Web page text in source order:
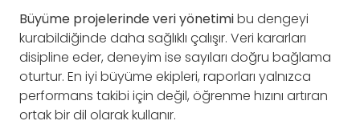
Büyüme projelerinde veri yönetimibu dengeyi
kurabildiğinde daha sağlıklı çalışır. Veri kararları
disipline eder, deneyim ise sayıları doğru bağlama
oturtur. En iyi büyüme ekipleri, raporları yalnızca
performans takibi için değil, öğrenme hızını artıran
ortak bir dil olarak kullanır.